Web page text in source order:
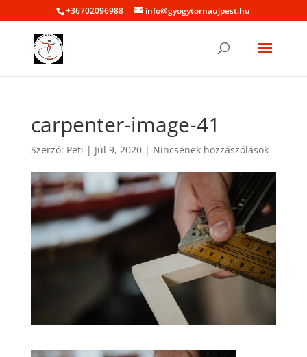
+36702096988 info@gyogytornaujpest.hu
carpenter-image-41
Szerző: Peti | Júl 9, 2020| Nincsenek hozzászólások